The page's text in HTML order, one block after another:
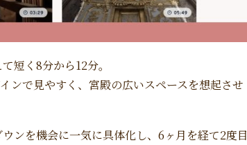
短く8分から12分。
ンで見やすく、宮殿の広いスペースを想起させ
ンを機会に一気に具体化し、6ヶ月を経て2度目